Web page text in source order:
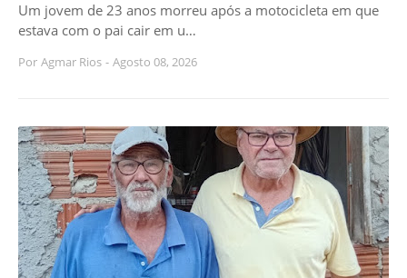
Um jovem de 23 anos morreu após a motocicleta em que
estava com o pai cair em u…
Por Agmar Rios - Agosto 08, 2026